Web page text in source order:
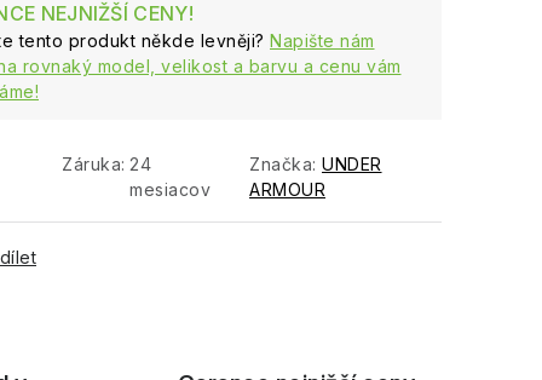
NEJNIŽŠÍ CENY!
tento produkt někde levněji? Napište nám
rovnaký model, velikost a barvu a cenu vám
Záruka: 24
mesiacov
Značka:UNDER
ARMOUR